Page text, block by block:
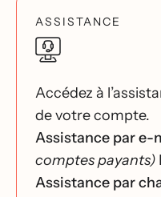
ASSISTANCE
Accédez à
de votre compte.
Assistance par e-
comptes payants)
Assistance par